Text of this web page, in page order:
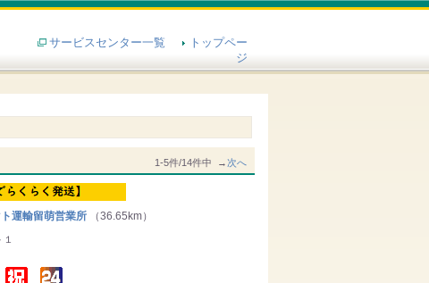
サービスセンター一覧
トップペー
ジ
1-5件/14件中 →次へ
運輸留萌営業所 （36.65km）